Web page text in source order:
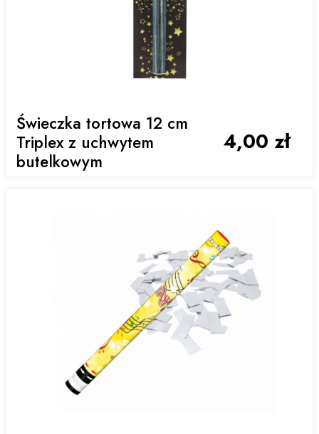
Świeczka tortowa 12 cm
Triplex z uchwytem
butelkowym
4,00 zł